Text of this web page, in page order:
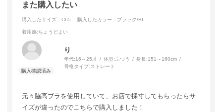
また購入したい
購入したサイズ：C65 購入したカラー：ブラック/BL
着用感:ちょうどよい
り
年代:16～25才 体型:ふつう 身長:151～160cm
骨格タイプ:ストレート
元々脇高ブラを使用していて、お店で採寸してもらったらサ
イズが違ったのでこちらで購入しました！